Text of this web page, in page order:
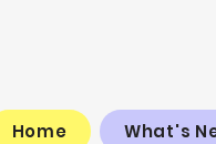
Home What's